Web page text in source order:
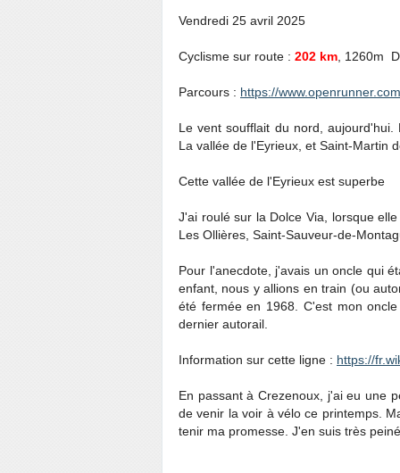
Vendredi 25 avril 2025
Cyclisme sur route : 202 km , 1260m
Parcours : https://
Le vent soufflait du nord,
La vallée de l'Eyrieux, et Saint-Martin
Cette vallée de l'Eyrieux est superbe
J'ai roulé sur la Dolce Via, lorsque
Les Ollières, Saint-Sauveur-de-
Pour l'anecdote, j'avais un oncle qui
enfant, nous y allions en train (ou
été fermée en 1968. C'est mon
dernier autorail.
Information sur cette ligne : https://
En passant à Crezenoux, j'ai eu une
de venir la voir à vélo ce printemps.
tenir ma promesse. J'en suis très